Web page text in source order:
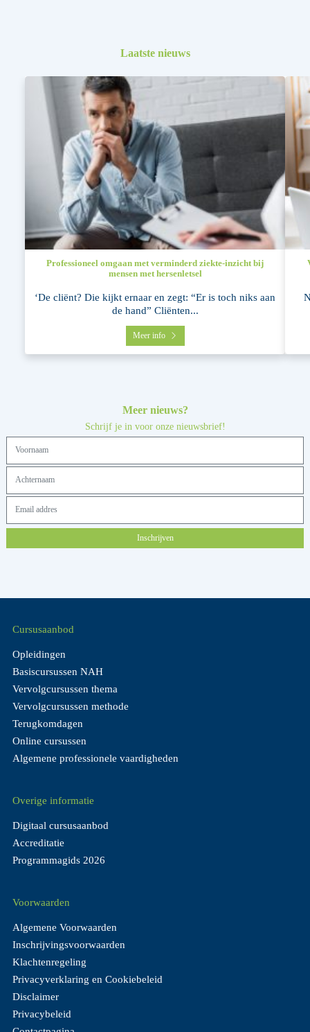
Laatste nieuws
Professioneel omgaan met verminderd ziekte-inzicht bij
mensen met hersenletsel
‘De cliënt? Die kijkt ernaar en zegt: “Er is toch niks aan
de hand” Cliënten...
Meer info
Meer nieuws?
Schrijf je in voor onze nieuwsbrief!
Inschrijven
Cursusaanbod
Opleidingen
Basiscursussen NAH
Vervolgcursussen thema
Vervolgcursussen methode
Terugkomdagen
Online cursussen
Algemene professionele vaardigheden
Overige informatie
Digitaal cursusaanbod
Accreditatie
Programmagids 2026
Voorwaarden
Algemene Voorwaarden
Inschrijvingsvoorwaarden
Klachtenregeling
Privacyverklaring en Cookiebeleid
Disclaimer
Privacybeleid